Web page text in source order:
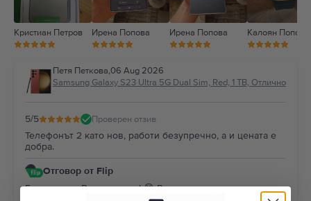
Кристиан Петров Ирена Попова Ирена Попова Калоян Попов
Петя Петкова,06 Aug 2026
Samsung Galaxy S23 Ultra 5G Dual Sim, Red, 1 TB, Отлично
5/5 Проверен отзив
Телефонът 2 като нов, работи безупречно, а и цената е
добра.
Отговор от Flip
Благодарим Ви за отзива! 😊 Радваме се, че сте доволни